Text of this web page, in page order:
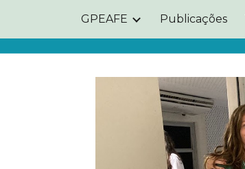
Skip to main contentGPEAFE Publicações